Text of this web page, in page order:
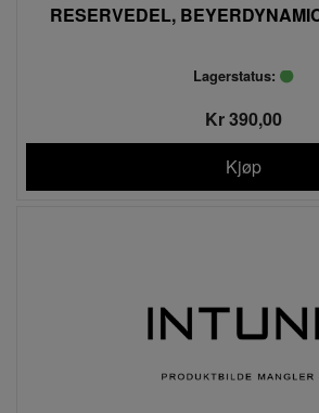
RESERVEDEL,
Lagerstatus:
Kr 390,00
Kjøp